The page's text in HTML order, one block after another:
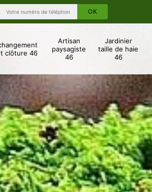
clôture 46
Artisan
paysagiste
46
Jardinier
taille de haie
46